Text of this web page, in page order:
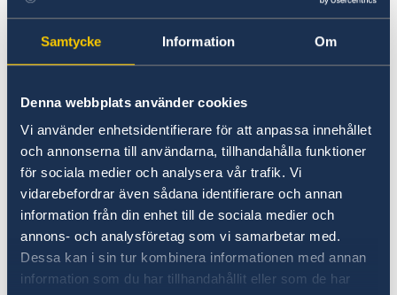
Samtycke Information Om
Denna webbplats använder cookies
Vi använder enhetsidentifierare för att anpassa innehållet
och annonserna till användarna, tillhandahålla funktioner
för sociala medier och analysera vår trafik. Vi
vidarebefordrar även sådana identifierare och annan
information från din enhet till de sociala medier och
annons- och analysföretag som vi samarbetar med.
Dessa kan i sin tur kombinera informationen med annan
information som du har tillhandahållit eller som de har
Support to Ukraine and increased pressure
on Russia.
Stronger cooperation in security and trade.
Gender equality and women’s
empowerment.
“We have chosen to protect the security of
Sweden and the Swedish people. Sweden’s
NATO membership makes our country more
secure. We do not stand alone in troubled
times,” says Minister for Foreign Affairs Maria
Malmer Stenergard.